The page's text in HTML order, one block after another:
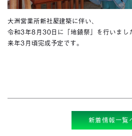
大洲営業所新社屋建築に伴い、
令和3年8月30日に「地鎮祭」を行いまし
来年3月頃完成予定です。
新着情報一覧